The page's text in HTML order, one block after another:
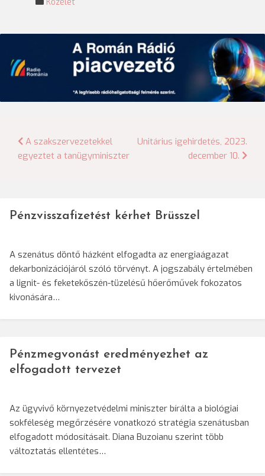
Bejegyzés
navigáció
A szakszervezetekkel
egyeztet a tanügyminiszter
Unitárius igehirdetés, 2023.
december 10.
Pénzvisszafizetést kérhet Brüsszel
A szenátus döntő házként elfogadta az energiaágazat
dekarbonizációjáról szóló törvényt. A jogszabály értelmében
a lignit- és feketekőszén-tüzelésű hőerőművek fokozatos
kivonására…
Pénzmegvonást eredményezhet az
elfogadott tervezet
Az ügyvivő környezetvédelmi miniszter bírálta a biológiai
sokféleség megőrzésére vonatkozó stratégia szenátusban
elfogadott módosításait. Diana Buzoianu szerint több
változtatás ellentétes…